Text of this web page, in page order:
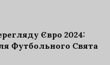
Євро 2024:
Футбольного Свята